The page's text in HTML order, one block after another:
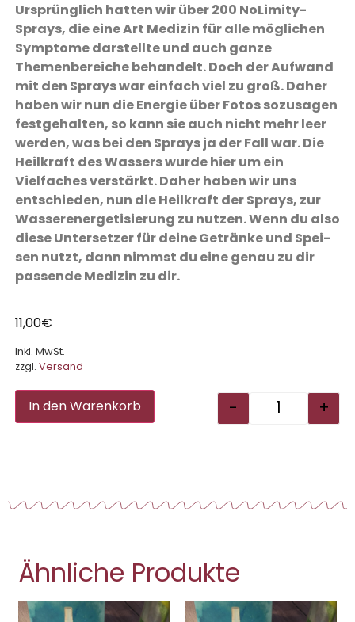
Ursprünglich hatten wir über 200 NoLimity-
Sprays, die eine Art Medizin für alle möglichen
Symptome darstellte und auch ganze
Themenbereiche behandelt. Doch der Aufwand
mit den Sprays war einfach viel zu groß. Daher
haben wir nun die Energie über Fotos sozusagen
festgehalten, so kann sie auch nicht mehr leer
werden, was bei den Sprays ja der Fall war. Die
Heilkraft des Wassers wurde hier um ein
Vielfaches verstärkt. Daher haben wir uns
entschieden, nun die Heilkraft der Sprays, zur
Wasser­ener­ge­tisierung zu nutzen. Wenn du also
diese Untersetzer für deine Getränke und Spei­
sen nutzt, dann nimmst du eine genau zu dir
passende Medizin zu dir.
11,00€
Inkl. MwSt.
zzgl. Versand
- +
In den Warenkorb Alternative:
Ähnliche Produkte